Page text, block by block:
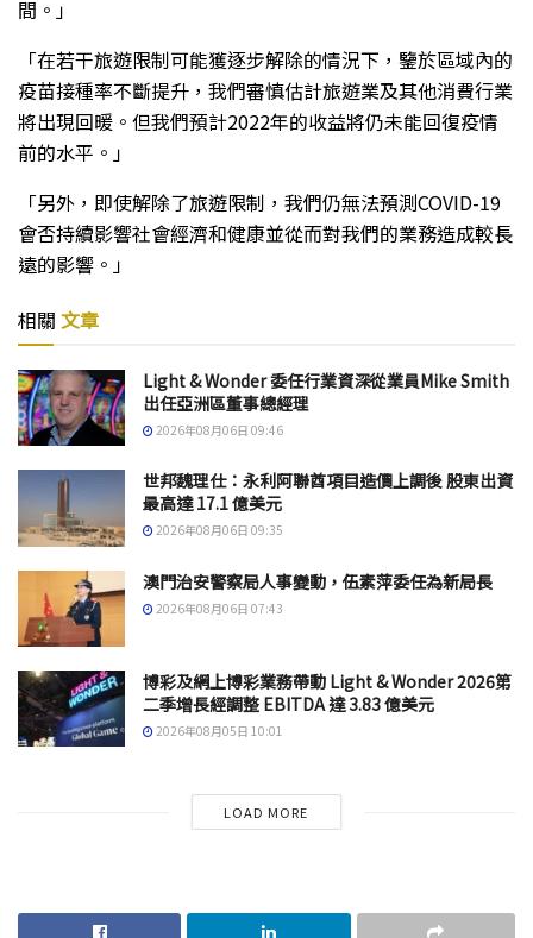
間。」
「在若干旅遊限制可能獲逐步解除的情況下，鑒於區域內的
疫苗接種率不斷提升，我們審慎估計旅遊業及其他消費行業
將出現回暖。但我們預計2022年的收益將仍未能回復疫情
前的水平。」
「另外，即使解除了旅遊限制，我們仍無法預測COVID-19
會否持續影響社會經濟和健康並從而對我們的業務造成較長
遠的影響。」
相關 文章
Light & Wonder 委任行業資深從業員Mike Smith
出任亞洲區董事總經理
2026年08月06日 09:46
世邦魏理仕：永利阿聯酋項目造價上調後 股東出資
最高達 17.1 億美元
2026年08月06日 09:35
澳門治安警察局人事變動，伍素萍委任為新局長
2026年08月06日 07:43
博彩及網上博彩業務帶動 Light & Wonder 2026第
二季增長經調整 EBITDA 達 3.83 億美元
2026年08月05日 10:01
LOAD MORE